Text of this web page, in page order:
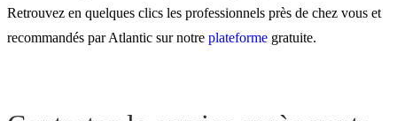
Retrouvez en quelques clics les professionnels près de chez vous et
recommandés par Atlantic sur notre plateforme gratuite.